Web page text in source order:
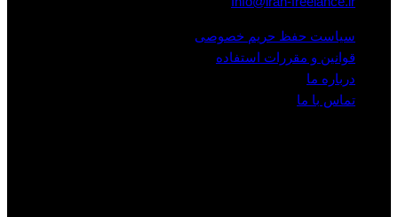
سیاست حفظ حریم خصوصی
قوانین و مقررات استفاده
درباره ما
تماس با ما